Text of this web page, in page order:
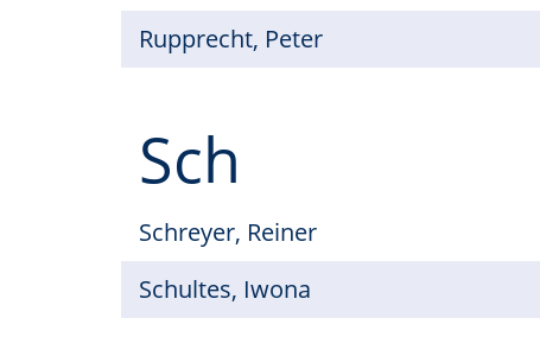
Rupprecht, Peter
Sch
Schreyer, Reiner
Schultes, Iwona